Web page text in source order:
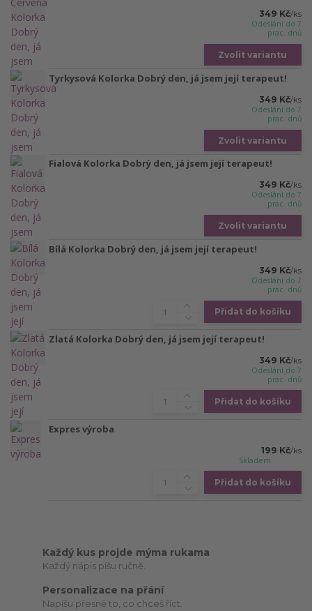
349 Kč/ks
Odeslání do 7
prac. dnů
Zvolit variantu
Tyrkysová Kolorka Dobrý den, já jsem její terapeut!
349 Kč/ks
Odeslání do 7
prac. dnů
Zvolit variantu
Fialová Kolorka Dobrý den, já jsem její terapeut!
349 Kč/ks
Odeslání do 7
prac. dnů
Zvolit variantu
Bílá Kolorka Dobrý den, já jsem její terapeut!
349 Kč/ks
Odeslání do 7
prac. dnů
Přidat do košíku
Zlatá Kolorka Dobrý den, já jsem její terapeut!
349 Kč/ks
Odeslání do 7
prac. dnů
Přidat do košíku
Expres výroba
199 Kč/ks
Skladem
Přidat do košíku
Každý kus projde mýma rukama
Každý nápis píšu ručně.
Personalizace na přání
Napíšu přesně to, co chceš říct.